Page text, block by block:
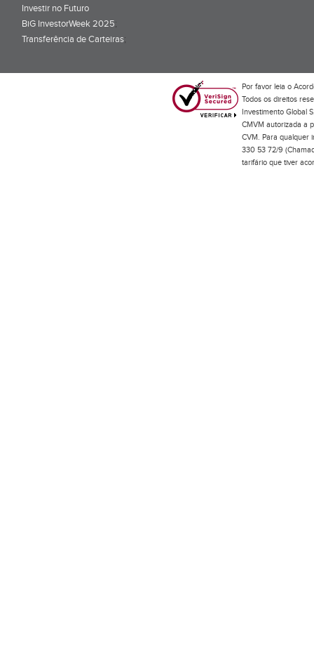
Investir no Futuro
BiG InvestorWeek 2025;
Transferência de Carteiras;
Por favor leia o
Todos os direitos
Investimento Global
CMVM autorizada a
CVM. Para qualquer
330 53 72/9
tarifário que tiver